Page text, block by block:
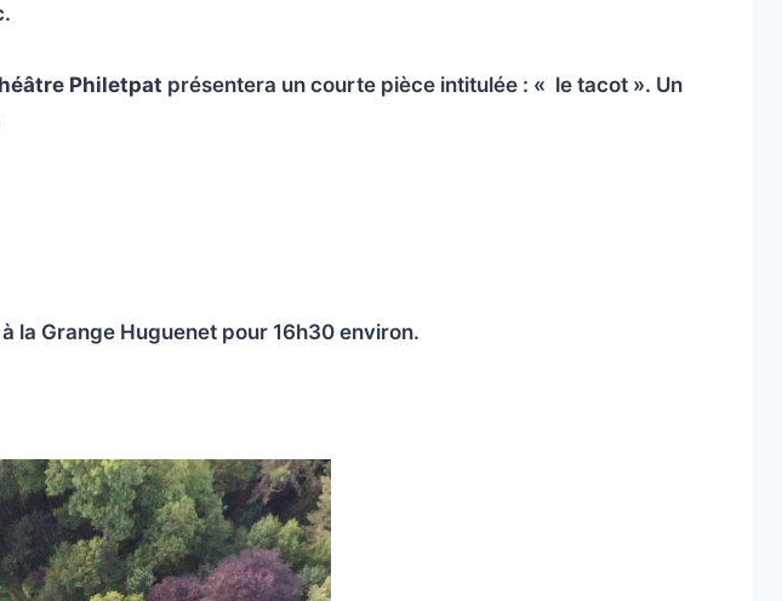
Philetpat présentera un courte pièce intitulée : « le tacot ». Un
la Grange Huguenet pour 16h30 environ.